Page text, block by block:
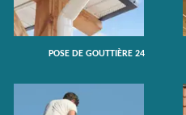
POSE DE GOUTTIÈRE 24